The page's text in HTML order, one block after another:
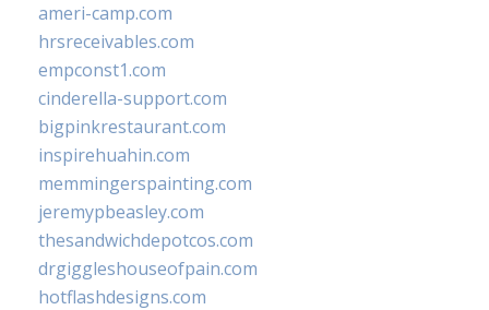
ameri-camp.com
hrsreceivables.com
empconst1.com
cinderella-support.com
bigpinkrestaurant.com
inspirehuahin.com
memmingerspainting.com
jeremypbeasley.com
thesandwichdepotcos.com
drgiggleshouseofpain.com
hotflashdesigns.com